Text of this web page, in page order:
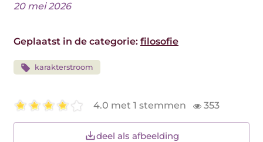
20 mei 2026
Geplaatst in de categorie: filosofie
karakterstroom
4.0 met 1 stemmen 353
deel als afbeelding